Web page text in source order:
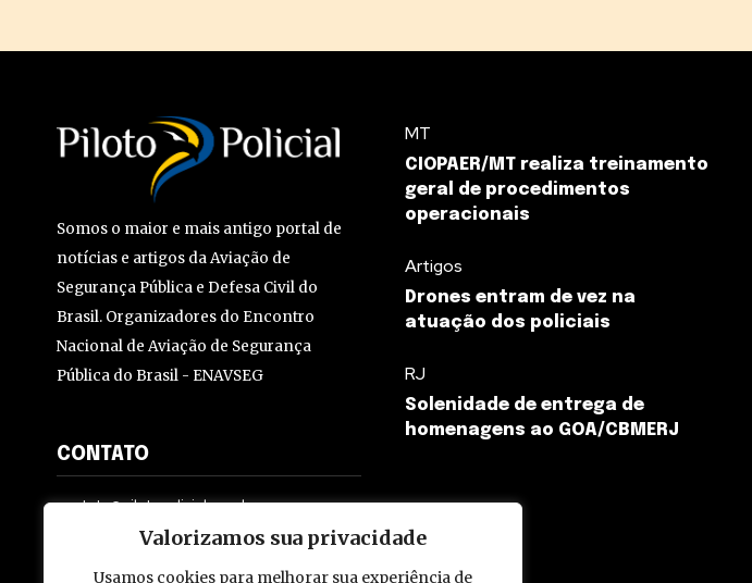
Valorizamos sua privacidade
Usamos cookies para melhorar sua experiência de
Somos o maior e mais antigo portal de
notícias e artigos da Aviação de
Segurança Pública e Defesa Civil do
Brasil. Organizadores do Encontro
Nacional de Aviação de Segurança
Pública do Brasil - ENAVSEG
CONTATO
contato@pilotopolicial.com.br
MT
CIOPAER/MT realiza treinamento
geral de procedimentos
operacionais
Artigos
Drones entram de vez na
atuação dos policiais
RJ
Solenidade de entrega de
homenagens ao GOA/CBMERJ